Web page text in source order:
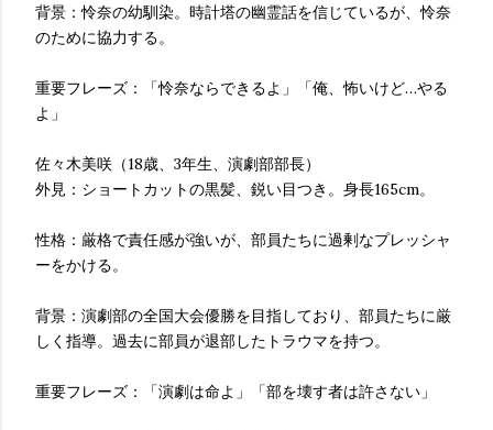
背景：怜奈の幼馴染。時計塔の幽霊話を信じているが、怜奈
のために協力する。
重要フレーズ：「怜奈ならできるよ」「俺、怖いけど…やる
よ」
佐々木美咲（18歳、3年生、演劇部部長）
外見：ショートカットの黒髪、鋭い目つき。身長165cm。
性格：厳格で責任感が強いが、部員たちに過剰なプレッシャ
ーをかける。
背景：演劇部の全国大会優勝を目指しており、部員たちに厳
しく指導。過去に部員が退部したトラウマを持つ。
重要フレーズ：「演劇は命よ」「部を壊す者は許さない」